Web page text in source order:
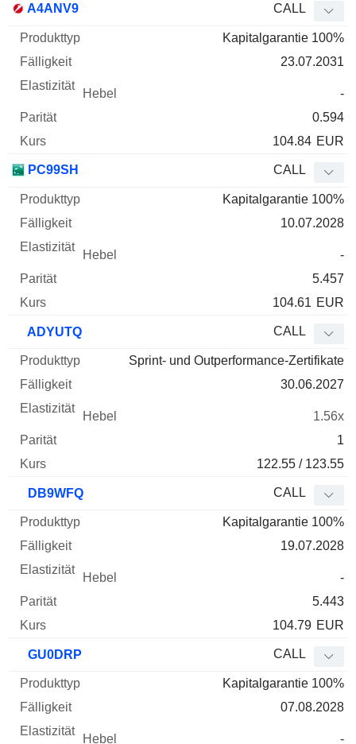
A4ANV9 CALL
Kapitalgarantie 100%
23.07.2031
-
0.594
104.84 EUR
PC99SH CALL
Kapitalgarantie 100%
10.07.2028
-
5.457
104.61 EUR
ADYUTQ CALL
Sprint- und Outperformance-Zertifikate
30.06.2027
1.56x
1
122.55 / 123.55
DB9WFQ CALL
Kapitalgarantie 100%
19.07.2028
-
5.443
104.79 EUR
GU0DRP CALL
Kapitalgarantie 100%
07.08.2028
-